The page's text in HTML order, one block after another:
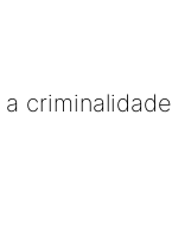
criminalidade